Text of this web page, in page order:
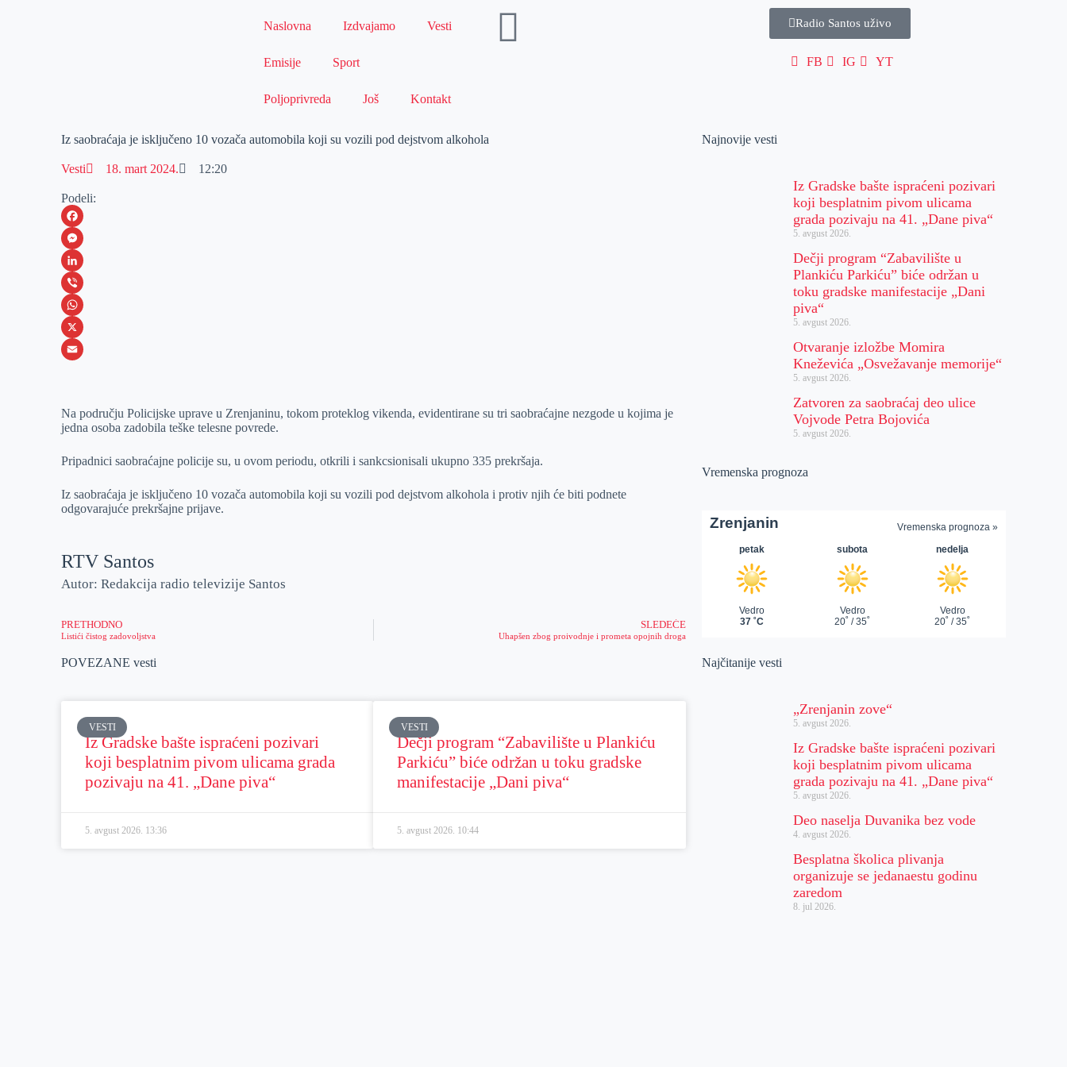
Naslovna Izdvajamo Vesti
Emisije Sport
Poljoprivreda Još Kontakt
Radio Santos uživo
FB IG YT
Iz saobraćaja je isključeno 10 vozača automobila koji su vozili pod dejstvom alkohola
Vesti 18. mart 2024. 12:20
Podeli:
F
a
c
e
b
o
M
e
s
s
e
e
r
L
i
n
k
I
n
V
i
b
W
h
s
A
p
X
a
i
l
Na području Policijske uprave u Zrenjaninu, tokom proteklog vikenda, evidentirane su tri saobraćajne nezgode u kojima je
jedna osoba zadobila teške telesne povrede.
Pripadnici saobraćajne policije su, u ovom periodu, otkrili i sankcsionisali ukupno 335 prekršaja.
Iz saobraćaja je isključeno 10 vozača automobila koji su vozili pod dejstvom alkohola i protiv njih će biti podnete
odgovarajuće prekršajne prijave.
RTV Santos
Autor: Redakcija radio televizije Santos
PRETHODNO
Listići čistog zadovoljstva
SLEDEĆE
Uhapšen zbog proivodnje i prometa opojnih droga
POVEZANE vesti
VESTI
Iz Gradske bašte ispraćeni pozivari
koji besplatnim pivom ulicama grada
pozivaju na 41. „Dane piva“
5. avgust 2026. 13:36
VESTI
Dečji program “Zabavilište u Plankiću
Parkiću” biće održan u toku gradske
manifestacije „Dani piva“
5. avgust 2026. 10:44
Najnovije vesti
Iz Gradske bašte ispraćeni pozivari
koji besplatnim pivom ulicama
grada pozivaju na 41. „Dane piva“
5. avgust 2026.
Dečji program “Zabavilište u
Plankiću Parkiću” biće održan u
toku gradske manifestacije „Dani
piva“
5. avgust 2026.
Otvaranje izložbe Momira
Kneževića „Osvežavanje memorije“
5. avgust 2026.
Zatvoren za saobraćaj deo ulice
Vojvode Petra Bojovića
5. avgust 2026.
Vremenska prognoza
Najčitanije vesti
„Zrenjanin zove“
5. avgust 2026.
Iz Gradske bašte ispraćeni pozivari
koji besplatnim pivom ulicama
grada pozivaju na 41. „Dane piva“
5. avgust 2026.
Deo naselja Duvanika bez vode
4. avgust 2026.
Besplatna školica plivanja
organizuje se jedanaestu godinu
zaredom
8. jul 2026.